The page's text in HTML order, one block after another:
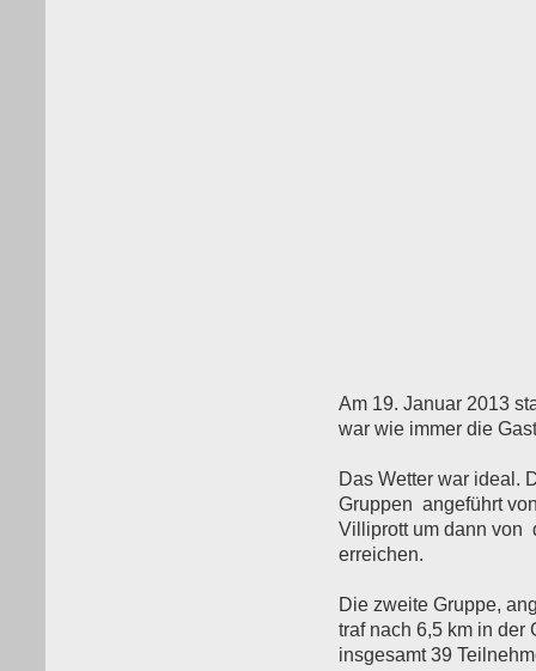
Am 19. Januar 2013
war wie immer die
Das Wetter war ideal.
Gruppen angeführt
Villiprott um dann von
erreichen.
Die zweite Gruppe,
traf nach 6,5 km in der
insgesamt 39